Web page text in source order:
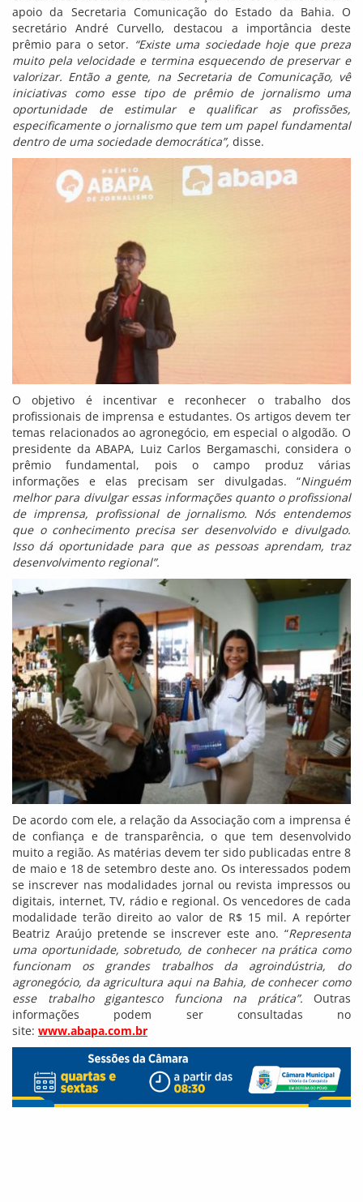
apoio da Secretaria Comunicação do Estado da Bahia. O
secretário André Curvello, destacou a importância deste
prêmio para o setor. “Existe uma sociedade hoje que preza
muito pela velocidade e termina esquecendo de preservar e
valorizar. Então a gente, na Secretaria de Comunicação, vê
iniciativas como esse tipo de prêmio de jornalismo uma
oportunidade de estimular e qualificar as profissões,
especificamente o jornalismo que tem um papel fundamental
dentro de uma sociedade democrática”, disse.
O objetivo é incentivar e reconhecer o trabalho dos
profissionais de imprensa e estudantes. Os artigos devem ter
temas relacionados ao agronegócio, em especial o algodão. O
presidente da ABAPA, Luiz Carlos Bergamaschi, considera o
prêmio fundamental, pois o campo produz várias
informações e elas precisam ser divulgadas. “Ninguém
melhor para divulgar essas informações quanto o profissional
de imprensa, profissional de jornalismo. Nós entendemos
que o conhecimento precisa ser desenvolvido e divulgado.
Isso dá oportunidade para que as pessoas aprendam, traz
desenvolvimento regional”.
De acordo com ele, a relação da Associação com a imprensa é
de confiança e de transparência, o que tem desenvolvido
muito a região. As matérias devem ter sido publicadas entre 8
de maio e 18 de setembro deste ano. Os interessados podem
se inscrever nas modalidades jornal ou revista impressos ou
digitais, internet, TV, rádio e regional. Os vencedores de cada
modalidade terão direito ao valor de R$ 15 mil. A repórter
Beatriz Araújo pretende se inscrever este ano. “Representa
uma oportunidade, sobretudo, de conhecer na prática como
funcionam os grandes trabalhos da agroindústria, do
agronegócio, da agricultura aqui na Bahia, de conhecer como
esse trabalho gigantesco funciona na prática”. Outras
informações podem ser consultadas no
site: www.abapa.com.br